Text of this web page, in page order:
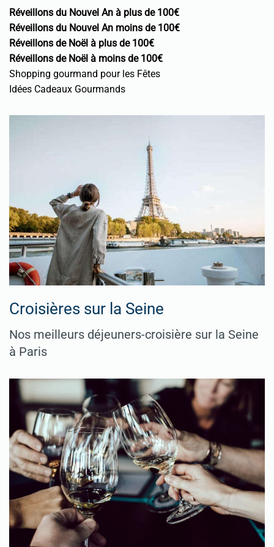
Réveillons du Nouvel An à plus de 100€
Réveillons du Nouvel An moins de 100€
Réveillons de Noël à plus de 100€
Réveillons de Noël à moins de 100€
Shopping gourmand pour les Fêtes
Idées Cadeaux Gourmands
Croisières sur la Seine
Nos meilleurs déjeuners-croisière sur la Seine
à Paris